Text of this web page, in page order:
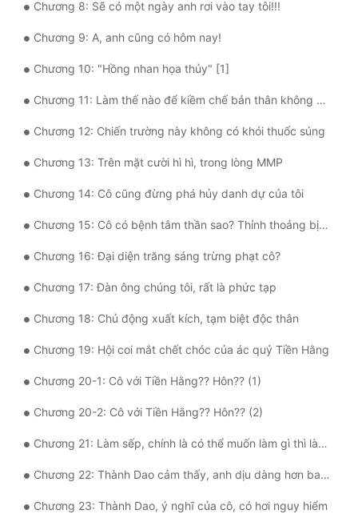
Chương 8: Sẽ có một ngày anh rơi vào tay tôi!!!
Chương 9: A, anh cũng có hôm nay!
Chương 10: "Hồng nhan họa thủy" [1]
Chương 11: Làm thế nào để kiềm chế bản thân không hành hung sếp?
Chương 12: Chiến trường này không có khói thuốc súng
Chương 13: Trên mặt cười hì hì, trong lòng MMP
Chương 14: Cô cũng đừng phá hủy danh dự của tôi
Chương 15: Cô có bệnh tâm thần sao? Thỉnh thoảng bị cũng được
Chương 16: Đại diện trăng sáng trừng phạt cô?
Chương 17: Đàn ông chúng tôi, rất là phức tạp
Chương 18: Chủ động xuất kích, tạm biệt độc thân
Chương 19: Hội coi mắt chết chóc của ác quỷ Tiền Hằng
Chương 20-1: Cô với Tiền Hằng?? Hôn?? (1)
Chương 20-2: Cô với Tiền Hằng?? Hôn?? (2)
Chương 21: Làm sếp, chính là có thể muốn làm gì thì làm như vậy
Chương 22: Thành Dao cảm thấy, anh dịu dàng hơn bao giờ hết
Chương 23: Thành Dao, ý nghĩ của cô, có hơi nguy hiểm